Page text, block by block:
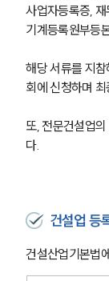
사업자등록증,
기계등록원부등
해당 서류를 지
회에 신청하며
또, 전문건설업
다.
건설업 등
건설산업기본법